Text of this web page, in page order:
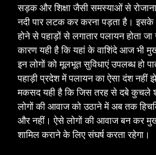
सड़क और शिक्षा जैसी समस्याओं से
नदी पार लटक कर करना पड़ता है। इसके
होने से पहाड़ों से लगातार पलायन होता
कारण यही है कि यहां के वाशिंदे आज भी
इन लोगों को मूलभूत सुविधाएं उपलब्ध हो
पहाड़ी प्रदेश में पलायन का ऐसा दंश नहीं
मकसद यही है कि जिस तरह से दबे कुचले
लोगों की आवाज को उठाने में अब तक
और नहीं। ऐसे लोगों की आवाज बन कर
शामिल कराने के लिए संघर्ष करता रहेगा।